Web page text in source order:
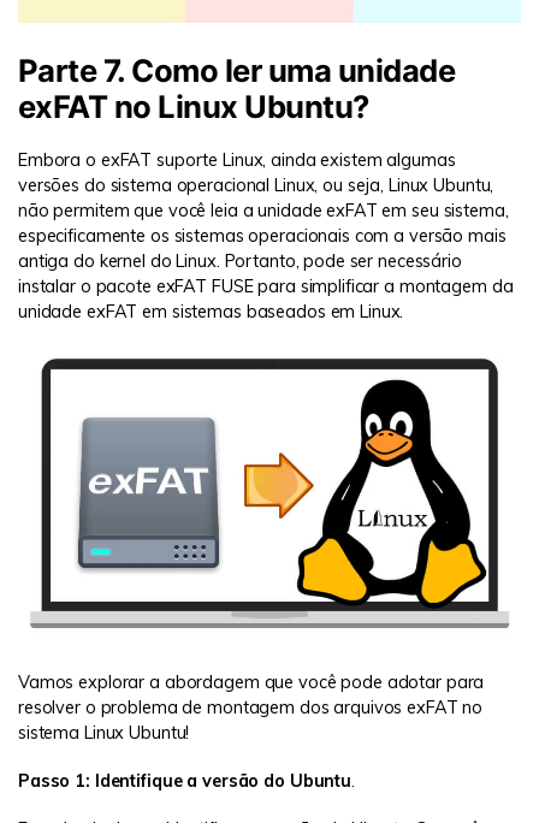
Parte 7. Como ler uma unidade
exFAT no Linux Ubuntu?
Embora o exFAT suporte Linux, ainda existem algumas
versões do sistema operacional Linux, ou seja, Linux Ubuntu,
não permitem que você leia a unidade exFAT em seu sistema,
especificamente os sistemas operacionais com a versão mais
antiga do kernel do Linux. Portanto, pode ser necessário
instalar o pacote exFAT FUSE para simplificar a montagem da
unidade exFAT em sistemas baseados em Linux.
Vamos explorar a abordagem que você pode adotar para
resolver o problema de montagem dos arquivos exFAT no
sistema Linux Ubuntu!
Passo 1: Identifique a versão do Ubuntu.